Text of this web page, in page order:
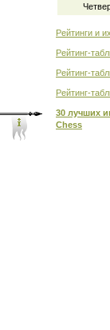
Рейтинги и
Рейтинг-
Рейтинг-
Рейтинг-
30 лучших
Chess